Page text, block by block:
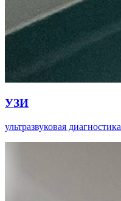
УЗИ
ультразвуковая диагностика